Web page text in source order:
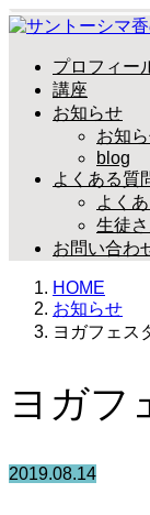
プロフィー
講座
お知らせ
お知
blog
よくある質
よく
生徒
お問い合わ
HOME
お知らせ
ヨガフェス
ヨガフ
2019.08.14